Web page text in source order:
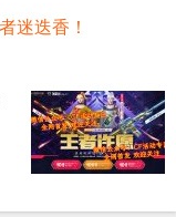
迷迭香！